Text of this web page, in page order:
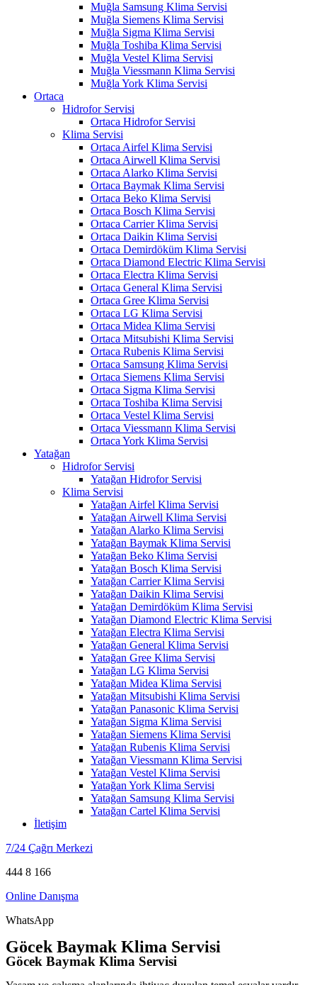
Muğla Samsung Klima Servisi
Muğla Siemens Klima Servisi
Muğla Sigma Klima Servisi
Muğla Toshiba Klima Servisi
Muğla Vestel Klima Servisi
Muğla Viessmann Klima Servisi
Muğla York Klima Servisi
Ortaca
Hidrofor Servisi
Ortaca Hidrofor Servisi
Klima Servisi
Ortaca Airfel Klima Servisi
Ortaca Airwell Klima Servisi
Ortaca Alarko Klima Servisi
Ortaca Baymak Klima Servisi
Ortaca Beko Klima Servisi
Ortaca Bosch Klima Servisi
Ortaca Carrier Klima Servisi
Ortaca Daikin Klima Servisi
Ortaca Demirdöküm Klima Servisi
Ortaca Diamond Electric Klima Servisi
Ortaca Electra Klima Servisi
Ortaca General Klima Servisi
Ortaca Gree Klima Servisi
Ortaca LG Klima Servisi
Ortaca Midea Klima Servisi
Ortaca Mitsubishi Klima Servisi
Ortaca Rubenis Klima Servisi
Ortaca Samsung Klima Servisi
Ortaca Siemens Klima Servisi
Ortaca Sigma Klima Servisi
Ortaca Toshiba Klima Servisi
Ortaca Vestel Klima Servisi
Ortaca Viessmann Klima Servisi
Ortaca York Klima Servisi
Yatağan
Hidrofor Servisi
Yatağan Hidrofor Servisi
Klima Servisi
Yatağan Airfel Klima Servisi
Yatağan Airwell Klima Servisi
Yatağan Alarko Klima Servisi
Yatağan Baymak Klima Servisi
Yatağan Beko Klima Servisi
Yatağan Bosch Klima Servisi
Yatağan Carrier Klima Servisi
Yatağan Daikin Klima Servisi
Yatağan Demirdöküm Klima Servisi
Yatağan Diamond Electric Klima Servisi
Yatağan Electra Klima Servisi
Yatağan General Klima Servisi
Yatağan Gree Klima Servisi
Yatağan LG Klima Servisi
Yatağan Midea Klima Servisi
Yatağan Mitsubishi Klima Servisi
Yatağan Panasonic Klima Servisi
Yatağan Sigma Klima Servisi
Yatağan Siemens Klima Servisi
Yatağan Rubenis Klima Servisi
Yatağan Viessmann Klima Servisi
Yatağan Vestel Klima Servisi
Yatağan York Klima Servisi
Yatağan Samsung Klima Servisi
Yatağan Cartel Klima Servisi
İletişim
7/24 Çağrı Merkezi
444 8 166
Online Danışma
WhatsApp
Göcek Baymak Klima Servisi
Göcek Baymak Klima Servisi